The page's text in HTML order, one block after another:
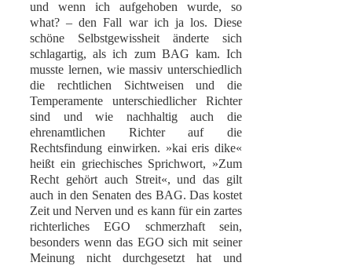
und wenn ich aufgehoben wurde, so
what? – den Fall war ich ja los. Diese
schöne Selbstgewissheit änderte sich
schlagartig, als ich zum BAG kam. Ich
musste lernen, wie massiv unterschiedlich
die rechtlichen Sichtweisen und die
Temperamente unterschiedlicher Richter
sind und wie nachhaltig auch die
ehrenamtlichen Richter auf die
Rechtsfindung einwirken. »kai eris dike«
heißt ein griechisches Sprichwort, »Zum
Recht gehört auch Streit«, und das gilt
auch in den Senaten des BAG. Das kostet
Zeit und Nerven und es kann für ein zartes
richterliches EGO schmerzhaft sein,
besonders wenn das EGO sich mit seiner
Meinung nicht durchgesetzt hat und